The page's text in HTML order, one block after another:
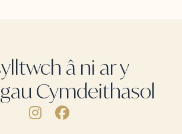
â ni ar y
Cymdeithasol